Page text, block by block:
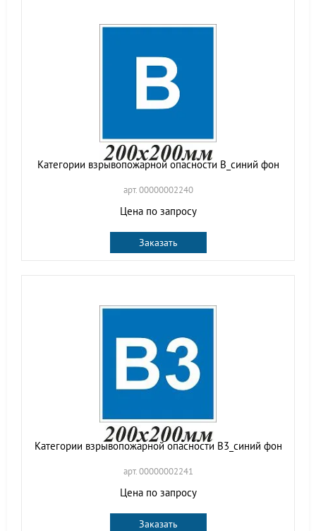
Категории взрывопожарной опасности В_синий фон
арт. 00000002240
Цена по запросу
Заказать
Категории взрывопожарной опасности В3_синий фон
арт. 00000002241
Цена по запросу
Заказать